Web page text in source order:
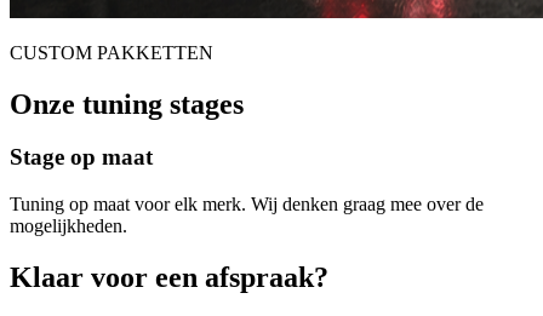
CUSTOM PAKKETTEN
Onze tuning stages
Stage op maat
Tuning op maat voor elk merk. Wij denken graag mee over de
mogelijkheden.
Klaar voor een afspraak?